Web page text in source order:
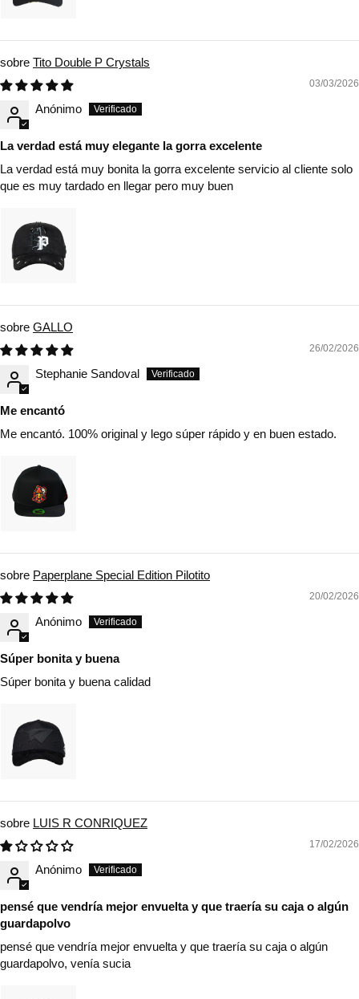
Tito Double P Crystals
03/03/2026
Anónimo
La verdad está muy elegante la gorra excelente
La verdad está muy bonita la gorra excelente servicio al cliente solo
que es muy tardado en llegar pero muy buen
GALLO
26/02/2026
Stephanie Sandoval
Me encantó
Me encantó. 100% original y lego súper rápido y en buen estado.
Paperplane Special Edition Pilotito
20/02/2026
Anónimo
Súper bonita y buena
Súper bonita y buena calidad
LUIS R CONRIQUEZ
17/02/2026
Anónimo
pensé que vendría mejor envuelta y que traería su caja o algún
guardapolvo
pensé que vendría mejor envuelta y que traería su caja o algún
guardapolvo, venía sucia